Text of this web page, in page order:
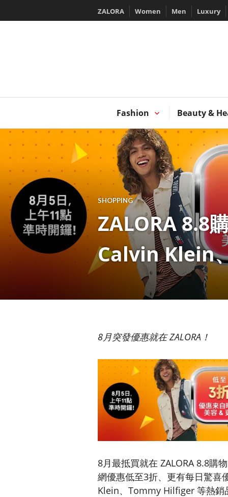
to
ZALORA Women Men Luxury
Fashion Beauty &
SHOPPING
ZALORA 8.8
Calvin Klein
8月突發優惠就在 ZALORA！
8月最抵買就在 ZALORA 8.8購
網優惠低至3折、更有每日驚喜
Klein、Tommy Hilfiger 等熱銷